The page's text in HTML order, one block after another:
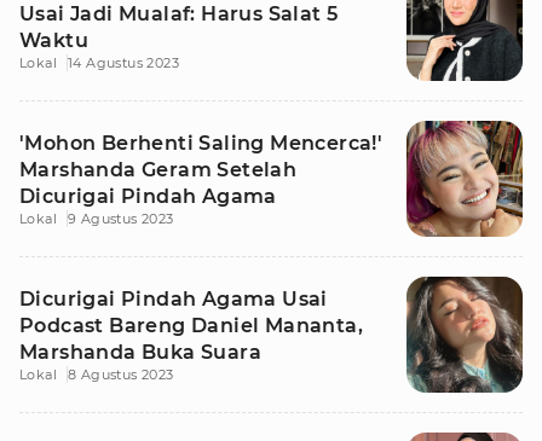
Usai Jadi Mualaf: Harus Salat 5
Waktu
Lokal 14 Agustus 2023
'Mohon Berhenti Saling Mencerca!'
Marshanda Geram Setelah
Dicurigai Pindah Agama
Lokal 9 Agustus 2023
Dicurigai Pindah Agama Usai
Podcast Bareng Daniel Mananta,
Marshanda Buka Suara
Lokal 8 Agustus 2023